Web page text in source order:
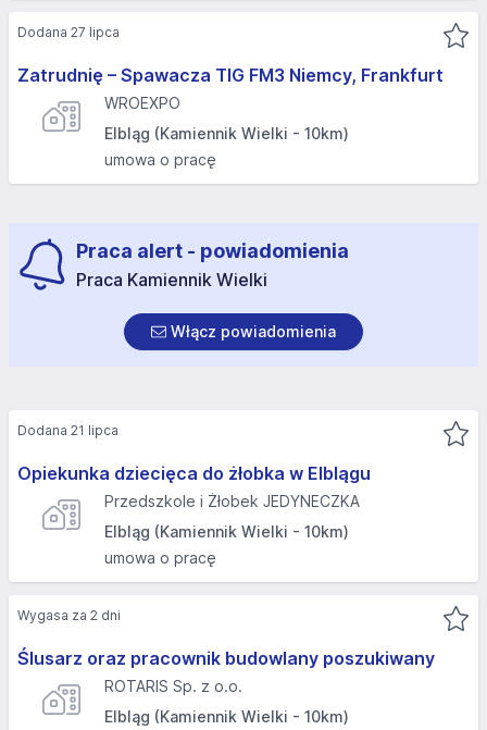
Zatrudnię – Spawacza TIG FM3 Niemcy, Frankfurt
WROEXPO
Elbląg (Kamiennik Wielki - 10km)
umowa o pracę
Dodana 27 lipca
Praca alert - powiadomienia
Praca Kamiennik Wielki
Włącz powiadomienia
Opiekunka dziecięca do żłobka w Elblągu
Przedszkole i Żłobek JEDYNECZKA
Elbląg (Kamiennik Wielki - 10km)
umowa o pracę
Dodana 21 lipca
Ślusarz oraz pracownik budowlany poszukiwany
ROTARIS Sp. z o.o.
Elbląg (Kamiennik Wielki - 10km)
Wygasa za 2 dni